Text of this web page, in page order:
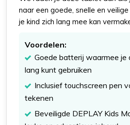
naar een goede, snelle en
je kind zich lang mee kan
Voordelen:
Goede batterij waarmee je
lang kunt gebruiken
Inclusief touchscreen pen
tekenen
Beveiligde DEPLAY Kids